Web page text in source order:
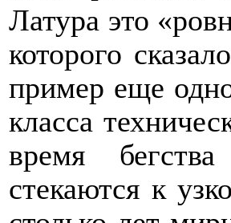
Латура это
которого
пример еще
класса
время
стекаются к